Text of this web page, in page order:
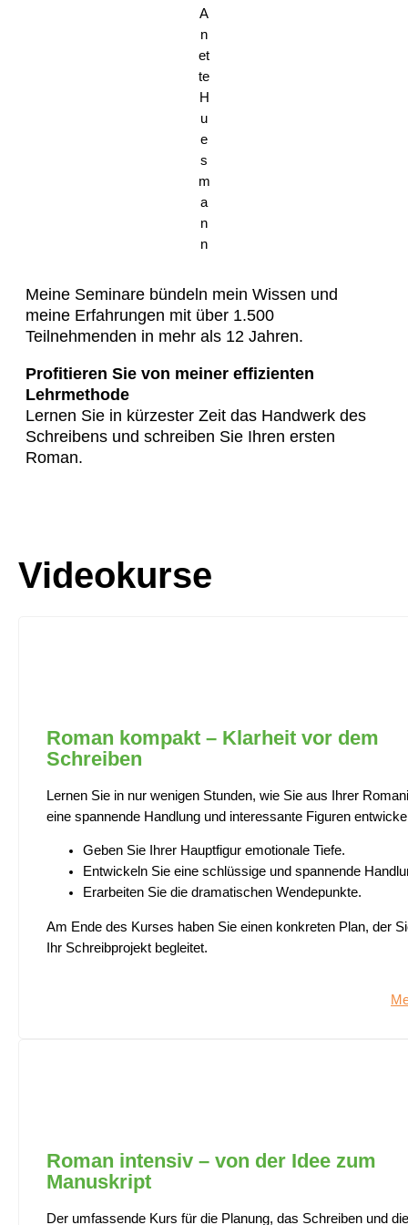
A
n
et
te
H
u
e
s
m
a
n
n
Meine Seminare bündeln mein Wissen und
meine Erfahrungen mit über 1.500
Teilnehmenden in mehr als 12 Jahren.
Profitieren Sie von meiner effizienten
Lehrmethode
Lernen Sie in kürzester Zeit das Handwerk des
Schreibens und schreiben Sie Ihren ersten
Roman.
Videokurse
Roman kompakt – Klarheit vor dem
Schreiben
Lernen Sie in nur wenigen Stunden, wie Sie aus Ihrer
eine spannende Handlung und interessante Figuren
Geben Sie Ihrer Hauptfigur emotionale Tiefe.
Entwickeln Sie eine schlüssige und spannende
Erarbeiten Sie die dramatischen Wendepunkte.
Am Ende des Kurses haben Sie einen konkreten Plan, der
Ihr Schreibprojekt begleitet.
Roman intensiv – von der Idee zum
Manuskript
Der umfassende Kurs für die Planung, das Schreiben und die